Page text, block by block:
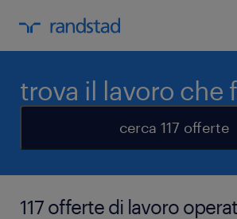
trova il lavoro che
cerca 117 offerte
117 offerte di lavoro